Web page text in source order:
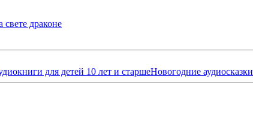
драконе
для детей 10 лет и старшеНовогодние аудиосказки